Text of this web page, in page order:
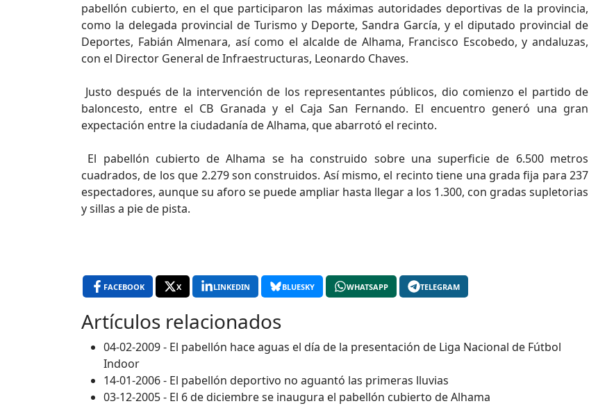
pabellón cubierto, en el que participaron las máximas autoridades deportivas de la provincia,
como la delegada provincial de Turismo y Deporte, Sandra García, y el diputado provincial de
Deportes, Fabián Almenara, así como el alcalde de Alhama, Francisco Escobedo, y andaluzas,
con el Director General de Infraestructuras, Leonardo Chaves.
Justo después de la intervención de los representantes públicos, dio comienzo el partido de
baloncesto, entre el CB Granada y el Caja San Fernando. El encuentro generó una gran
expectación entre la ciudadanía de Alhama, que abarrotó el recinto.
El pabellón cubierto de Alhama se ha construido sobre una superficie de 6.500 metros
cuadrados, de los que 2.279 son construidos. Así mismo, el recinto tiene una grada fija para 237
espectadores, aunque su aforo se puede ampliar hasta llegar a los 1.300, con gradas supletorias
y sillas a pie de pista.
FACEBOOK X LINKEDIN BLUESKY WHATSAPP TELEGRAM
Artículos relacionados
04-02-2009 - El pabellón hace aguas el día de la presentación de Liga Nacional de Fútbol
Indoor
14-01-2006 - El pabellón deportivo no aguantó las primeras lluvias
03-12-2005 - El 6 de diciembre se inaugura el pabellón cubierto de Alhama